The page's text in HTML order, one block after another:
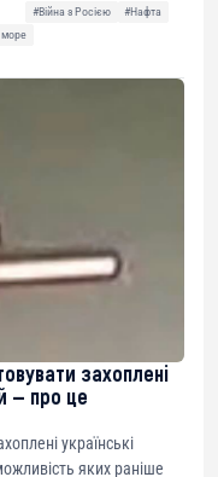
#Війна з Росією
#Нафта
захоплені
— про це
українські
яких раніше